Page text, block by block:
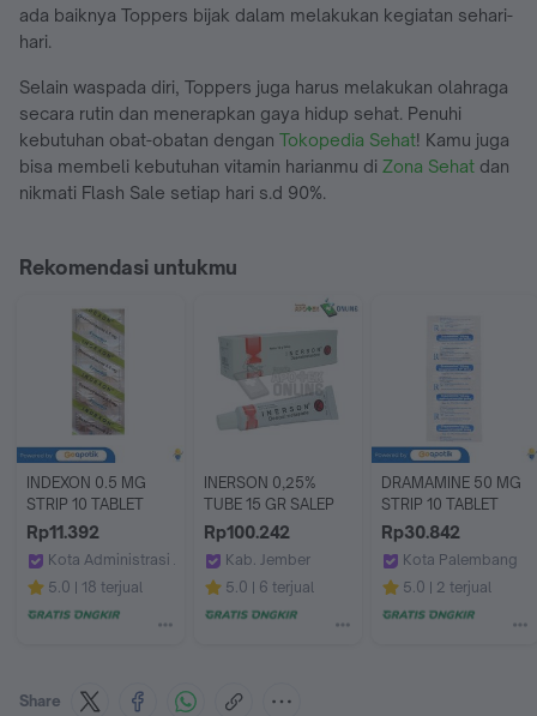
ada baiknya Toppers bijak dalam melakukan kegiatan sehari-
hari.
Selain waspada diri, Toppers juga harus melakukan olahraga
secara rutin dan menerapkan gaya hidup sehat. Penuhi
kebutuhan obat-obatan dengan Tokopedia Sehat! Kamu juga
bisa membeli kebutuhan vitamin harianmu di Zona Sehat dan
nikmati Flash Sale setiap hari s.d 90%.
Rekomendasi untukmu
INDEXON 0.5 MG
STRIP 10 TABLET
Rp11.392
Kota Administrasi Jakarta Timur
Apotek Era Farma by GoApotik
5.0 18 terjual
INERSON 0,25%
TUBE 15 GR SALEP
Rp100.242
Kab. Jember
Apotek Sahabat 2 Puger
5.0 6 terjual
DRAMAMINE 50 MG
STRIP 10 TABLET
Rp30.842
Kota Palembang
Apotek Jitu
5.0 2 terjual
Share